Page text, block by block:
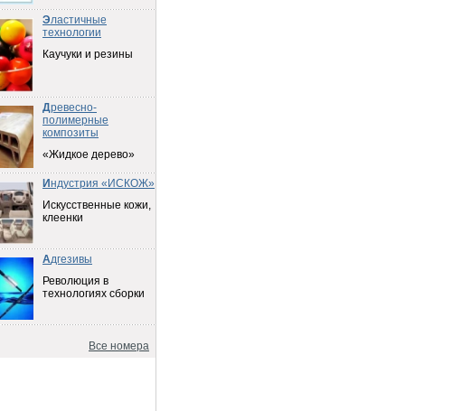
Эластичные
технологии
Каучуки и резины
Древесно-
полимерные
композиты
«Жидкое дерево»
Индустрия «ИСКОЖ»
Искусственные кожи,
клеенки
Адгезивы
Революция в
технологиях сборки
Все номера